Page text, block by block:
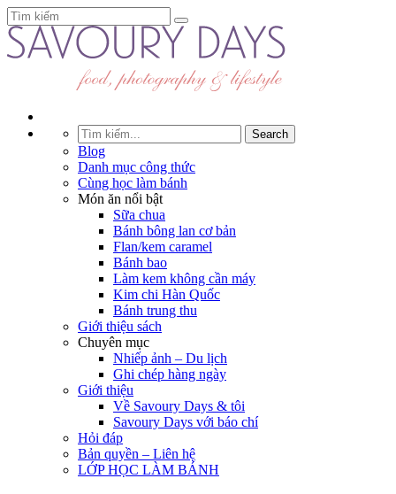
Blog
Danh mục công thức
Cùng học làm bánh
Món ăn nổi bật
Sữa chua
Bánh bông lan cơ bản
Flan/kem caramel
Bánh bao
Làm kem không cần máy
Kim chi Hàn Quốc
Bánh trung thu
Giới thiệu sách
Chuyên mục
Nhiếp ảnh – Du lịch
Ghi chép hàng ngày
Giới thiệu
Về Savoury Days & tôi
Savoury Days với báo chí
Hỏi đáp
Bản quyền – Liên hệ
LỚP HỌC LÀM BÁNH